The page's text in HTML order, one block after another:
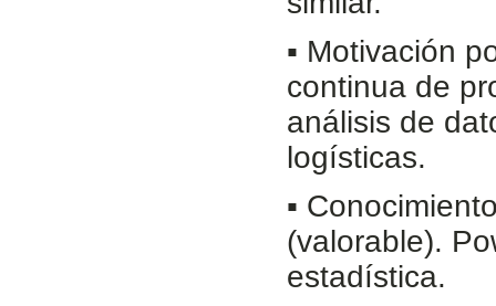
▪ Motivación
continua de
análisis de
logísticas.
▪
(valorable).
estadística.